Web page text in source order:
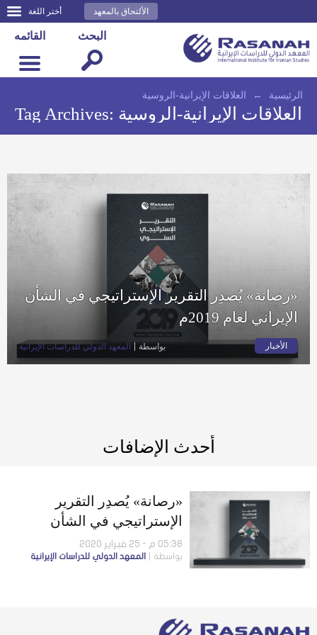
أختر اللغة الألتحاق بالمعهد
القائمه البحث
الرئيسية ← العلاقات الإيرانية-الروسية
Tag Archives: العلاقات الإيرانية-الروسية
«رصانة» يُصدِر التقرير الإستراتيجي في الشأن
الإيراني لعام 2019م
الأخبار بواسطة المعهد الدولي للدراسات الإيرانية
أحدث الإضافات
«رصانة» يُصدِر التقرير
الإستراتيجي في الشأن
الإيراني لعام 2019م
05:38 م - 25 فبراير 2020
بواسطة المعهد الدولي للدراسات الإيرانية